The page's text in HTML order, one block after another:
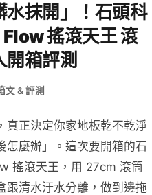
抹開」！石頭科
搖滾天王 滾
箱評測
文 & 評測
真正決定你家地板乾不乾淨
怎麼辦」。這次要開箱的石
搖滾天王，用 27cm 滾筒
跟清水汙水分離，做到邊拖